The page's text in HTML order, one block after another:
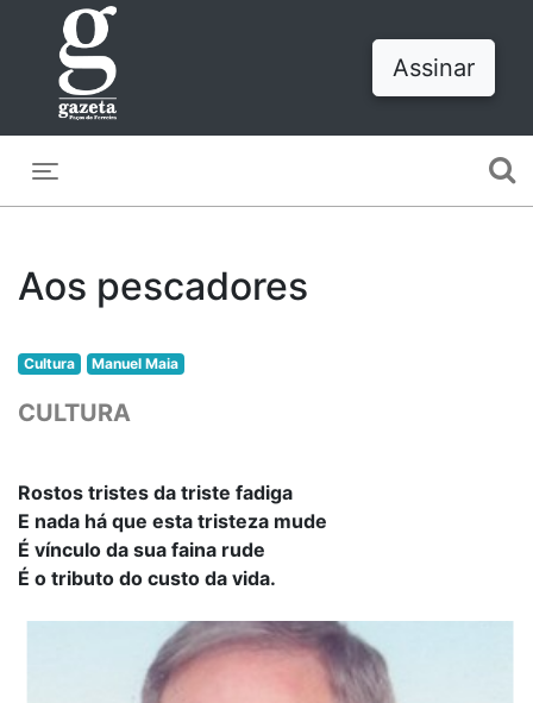
Assinar
Aos pescadores
Cultura Manuel Maia
CULTURA
Rostos tristes da triste fadiga
E nada há que esta tristeza mude
É vínculo da sua faina rude
É o tributo do custo da vida.